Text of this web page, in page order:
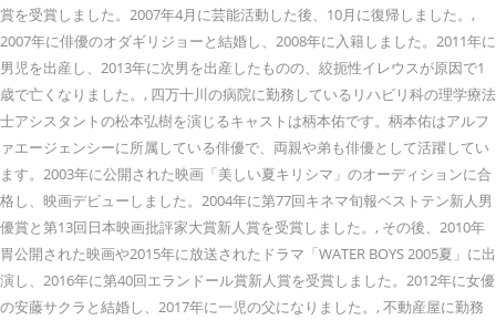
賞を受賞しました。2007年4月に芸能活動した後、10月に復帰しました。,
2007年に俳優のオダギリジョーと結婚し、2008年に入籍しました。2011年に
男児を出産し、2013年に次男を出産したものの、絞扼性イレウスが原因で1
歳で亡くなりました。, 四万十川の病院に勤務しているリハビリ科の理学療法
士アシスタントの松本弘樹を演じるキャストは柄本佑です。柄本佑はアルフ
ァエージェンシーに所属している俳優で、両親や弟も俳優として活躍してい
ます。2003年に公開された映画「美しい夏キリシマ」のオーディションに合
格し、映画デビューしました。2004年に第77回キネマ旬報ベストテン新人男
優賞と第13回日本映画批評家大賞新人賞を受賞しました。, その後、2010年
胃公開された映画や2015年に放送されたドラマ「WATER BOYS 2005夏」に出
演し、2016年に第40回エランドール賞新人賞を受賞しました。2012年に女優
の安藤サクラと結婚し、2017年に一児の父になりました。, 不動産屋に勤務